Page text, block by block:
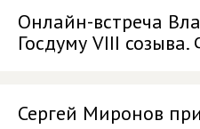
Онлайн-встреча
Госдуму VIII
Сергей Миронов